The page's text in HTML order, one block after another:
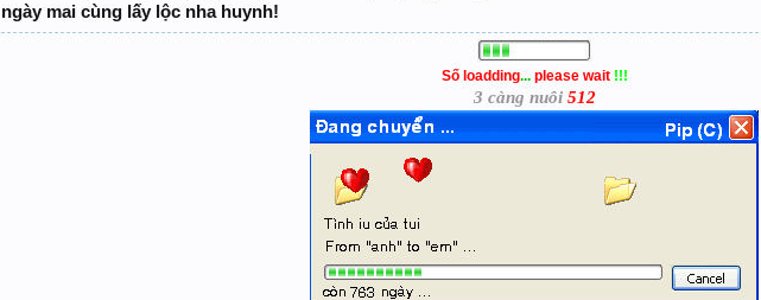
ngày mai cùng lấy lộc nha huynh!
Số loadding... please wait !!!
3 càng nuôi 512